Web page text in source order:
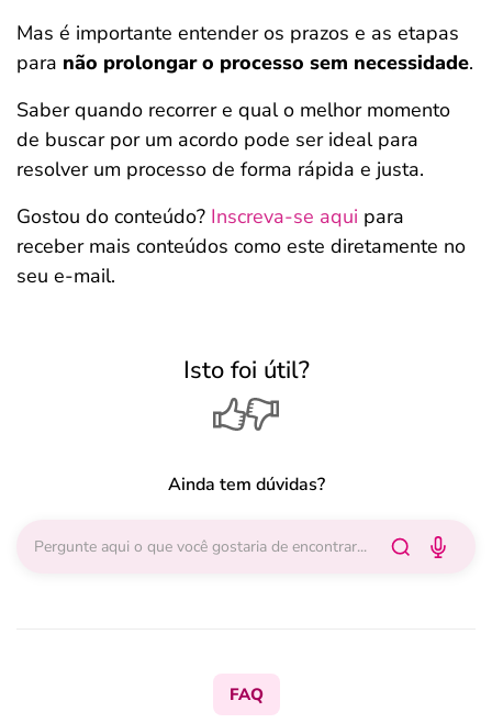
Mas é importante entender os prazos e as etapas
para não prolongar o processo sem necessidade.
Saber quando recorrer e qual o melhor momento
de buscar por um acordo pode ser ideal para
resolver um processo de forma rápida e justa.
Gostou do conteúdo? Inscreva-se aqui para
receber mais conteúdos como este diretamente no
seu e-mail.
Isto foi útil?
Ainda tem dúvidas?
FAQ